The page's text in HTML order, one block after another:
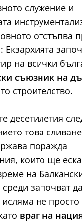
служение и
отстъпва
Екзархията
на всички
съюзник на
строителство.
десетилетия
това
поражда
които ще
на
започват да
не просто
враг на